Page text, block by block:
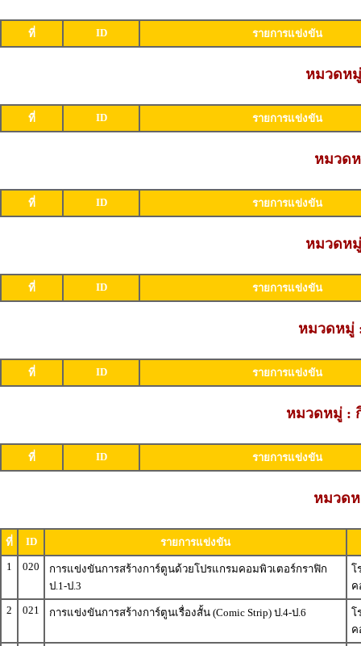
ที่ ID รายการแข่งขัน
หมวดห
ที่ ID รายการแข่งขัน
หมวด
ที่ ID รายการแข่งขัน
หมวดห
ที่ ID รายการแข่งขัน
หมวดหมู่
ที่ ID รายการแข่งขัน
หมวดหมู่ :
ที่ ID รายการแข่งขัน
หมวด
ที่ ID
รายการแข่งขัน
1
020
การแข่งขันการสร้างการ์ตูนด้วยโปรแกรมคอมพิวเตอร์กราฟิก
ป.1-ป.3
โ
ค
2
021 การแข่งขันการสร้างการ์ตูนเรื่องสั้น (Comic Strip) ป.4-ป.6
โ
ค